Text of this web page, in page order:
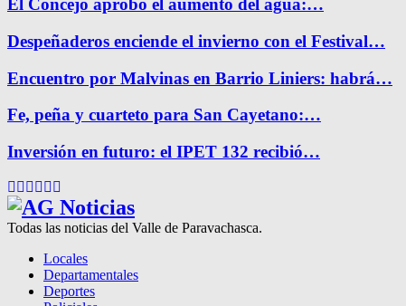
El Concejo aprobó el aumento del agua:…
Despeñaderos enciende el invierno con el Festival…
Encuentro por Malvinas en Barrio Liniers: habrá…
Fe, peña y cuarteto para San Cayetano:…
Inversión en futuro: el IPET 132 recibió…
Facebook
Twitter
Instagram
Pinterest
Google
Todas las noticias del Valle de Paravachasca.
Locales
Departamentales
Deportes